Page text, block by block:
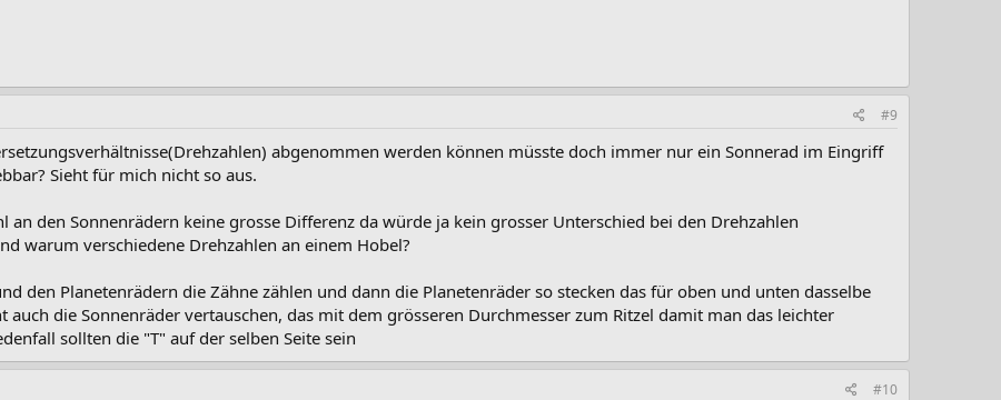
#9
abgenommen werden können müsste doch immer nur ein Sonnerad im Eingriff
Sieht für mich nicht so aus.
an den Sonnenrädern keine grosse Differenz da würde ja kein grosser Unterschied bei den Drehzahlen
warum verschiedene Drehzahlen an einem Hobel?
den Planetenrädern die Zähne zählen und dann die Planetenräder so stecken das für oben und unten dasselbe
die Sonnenräder vertauschen, das mit dem grösseren Durchmesser zum Ritzel damit man das leichter
sollten die "T" auf der selben Seite sein
#10